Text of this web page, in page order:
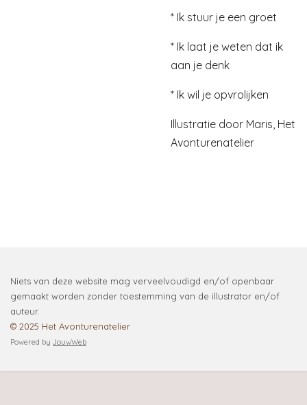
* Ik stuur je een groet
* Ik laat je weten dat ik
aan je denk
* Ik wil je opvrolijken
Illustratie door Maris, Het
Avonturenatelier
Niets van deze website mag verveelvoudigd en/of openbaar
gemaakt worden zonder toestemming van de illustrator en/of
auteur.
© 2025 Het Avonturenatelier
Powered by JouwWeb